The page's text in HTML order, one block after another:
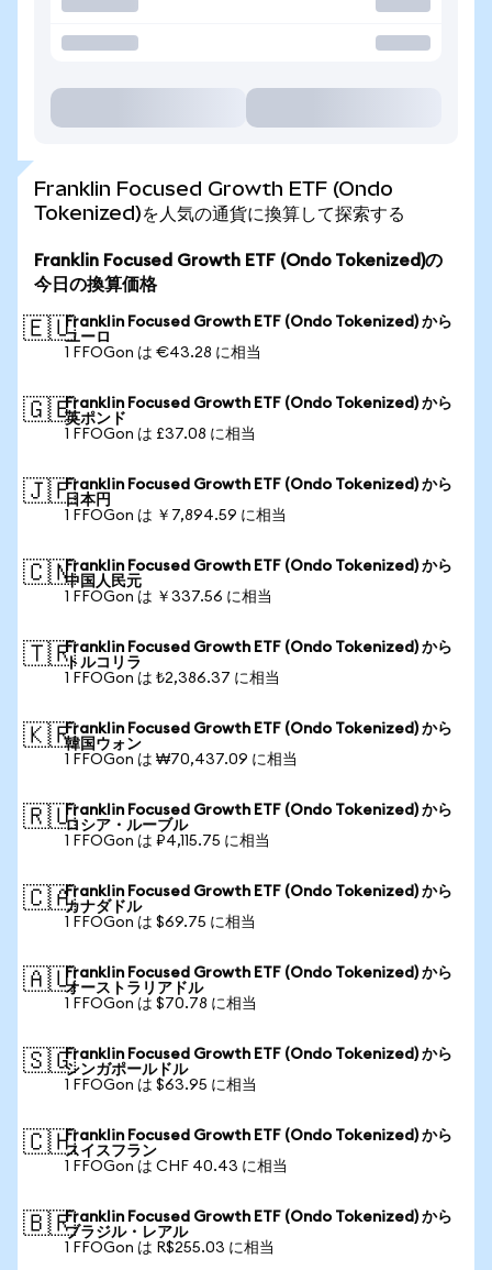
Franklin Focused Growth ETF (Ondo
Tokenized)を人気の通貨に換算して探索する
Franklin Focused Growth ETF (Ondo Tokenized)の
今日の換算価格
🇪🇺Franklin Focused Growth ETF (Ondo Tokenized) から
ユーロ
1 FFOGon は €43.28 に相当
🇬🇧Franklin Focused Growth ETF (Ondo Tokenized) から
英ポンド
1 FFOGon は £37.08 に相当
🇯🇵Franklin Focused Growth ETF (Ondo Tokenized) から
日本円
1 FFOGon は ￥7,894.59 に相当
🇨🇳Franklin Focused Growth ETF (Ondo Tokenized) から
中国人民元
1 FFOGon は ￥337.56 に相当
🇹🇷Franklin Focused Growth ETF (Ondo Tokenized) から
トルコリラ
1 FFOGon は ₺2,386.37 に相当
🇰🇷Franklin Focused Growth ETF (Ondo Tokenized) から
韓国ウォン
1 FFOGon は ₩70,437.09 に相当
🇷🇺Franklin Focused Growth ETF (Ondo Tokenized) から
ロシア・ルーブル
1 FFOGon は ₽4,115.75 に相当
🇨🇦Franklin Focused Growth ETF (Ondo Tokenized) から
カナダドル
1 FFOGon は $69.75 に相当
🇦🇺Franklin Focused Growth ETF (Ondo Tokenized) から
オーストラリアドル
1 FFOGon は $70.78 に相当
🇸🇬Franklin Focused Growth ETF (Ondo Tokenized) から
シンガポールドル
1 FFOGon は $63.95 に相当
🇨🇭Franklin Focused Growth ETF (Ondo Tokenized) から
スイスフラン
1 FFOGon は CHF 40.43 に相当
🇧🇷Franklin Focused Growth ETF (Ondo Tokenized) から
ブラジル・レアル
1 FFOGon は R$255.03 に相当